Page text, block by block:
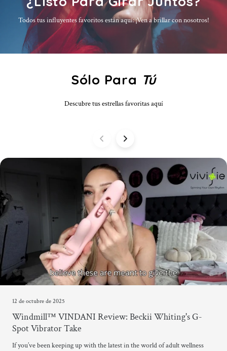
Todos tus influyentes favoritos están aquí: ¡Ven a brillar con nosotros!
Sólo Para Tú
Descubre tus estrellas favoritas aquí
12 de octubre de 2025
Windmill™ VINDANI Review: Beckii Whiting's G-
Spot Vibrator Take
If you’ve been keeping up with the latest in the world of adult wellness